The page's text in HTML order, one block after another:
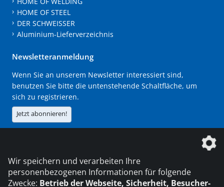
HOME OF STEEL
DER SCHWEISSER
Aluminium-Lieferverzeichnis
Newsletteranmeldung
Wenn Sie an unserem Newsletter interessiert sind,
benutzen Sie bitte die untenstehende Schaltfläche, um
sich zu registrieren.
Jetzt abonnieren!
Die DVS Media GmbH ist ein Unternehmen der
Wir speichern und verarbeiten Ihre
personenbezogenen Informationen für folgende
Zwecke: Betrieb der Webseite, Sicherheit, Besucher-